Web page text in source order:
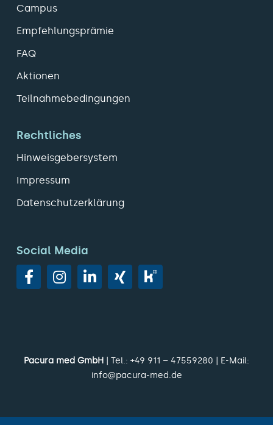
Campus
Empfehlungsprämie
FAQ
Aktionen
Teilnahmebedingungen
Rechtliches
Hinweisgebersystem
Impressum
Datenschutzerklärung
Social Media
Pacura med GmbH | Tel.: +49 911 – 47559280 | E-Mail:
info@pacura-med.de